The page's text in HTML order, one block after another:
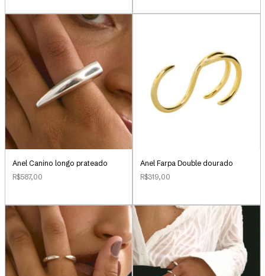
Anel Canino longo prateado
R$587,00
Anel Farpa Double dourado
R$319,00